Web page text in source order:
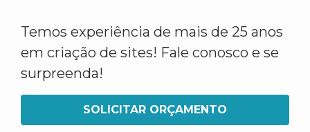
Temos experiência de mais de 25 anos
em criação de sites! Fale conosco e se
surpreenda!
SOLICITAR ORÇAMENTO